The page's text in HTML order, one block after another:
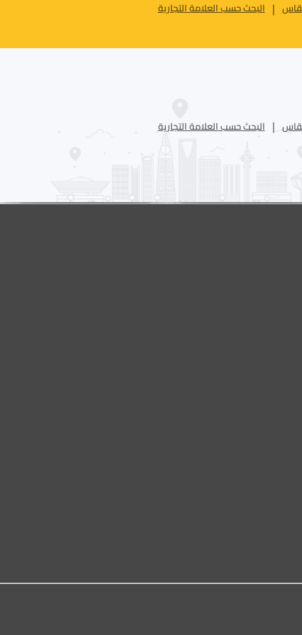
البحث حسب العلامة التجارية
البحث حسب العلامة التجارية